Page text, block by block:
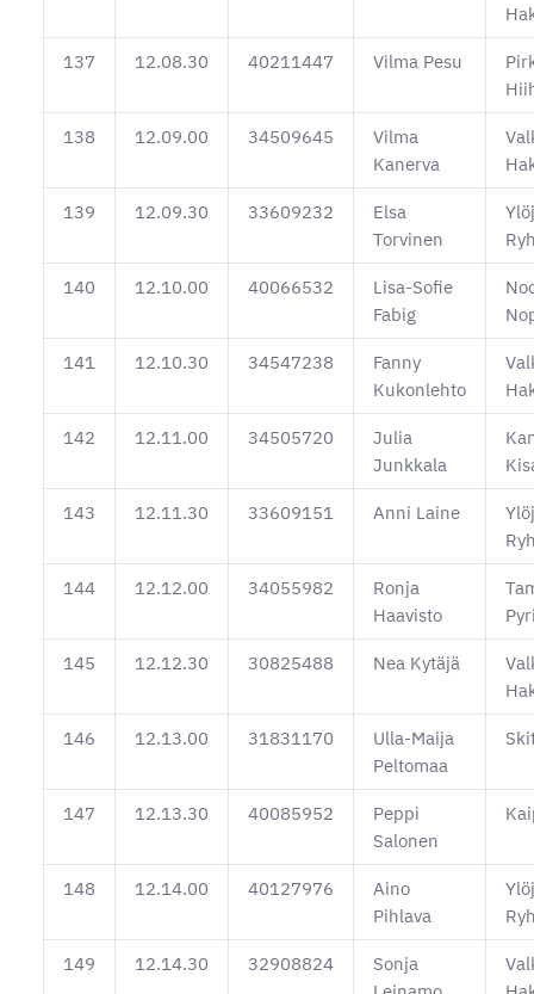
137 12.08.30 40211447 Vilma Pesu
138 12.09.00 34509645
Vilma
Kanerva
139 12.09.30 33609232
Elsa
Torvinen
140 12.10.00 40066532
Lisa-Sofie
Fabig
141 12.10.30 34547238
Fanny
Kukonlehto
142 12.11.00 34505720
Julia
Junkkala
143 12.11.30 33609151 Anni Laine
144 12.12.00 34055982
Ronja
Haavisto
145 12.12.30 30825488 Nea Kytäjä
146 12.13.00 31831170
Ulla-Maija
Peltomaa
147 12.13.30 40085952
Peppi
Salonen
148 12.14.00 40127976
Aino
Pihlava
149 12.14.30 32908824
Sonja